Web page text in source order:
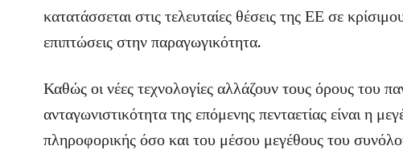
κατατάσσεται στις τελευταίες θέσεις της ΕΕ σε
επιπτώσεις στην παραγωγικότητα.
Καθώς οι νέες τεχνολογίες αλλάζουν τους όρους του
ανταγωνιστικότητα της επόμενης πενταετίας είναι η
πληροφορικής όσο και του μέσου μεγέθους του